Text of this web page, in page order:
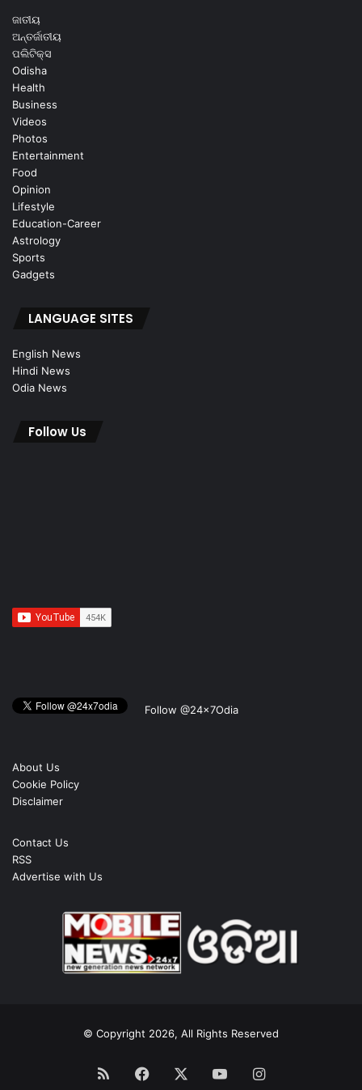
ଜାତୀୟ
ଅନ୍ତର୍ଜାତୀୟ
ପଲିଟିକ୍ସ
Odisha
Health
Business
Videos
Photos
Entertainment
Food
Opinion
Lifestyle
Education-Career
Astrology
Sports
Gadgets
LANGUAGE SITES
English News
Hindi News
Odia News
Follow Us
Follow @24x7Odia
About Us
Cookie Policy
Disclaimer
Contact Us
RSS
Advertise with Us
© Copyright 2026, All Rights Reserved
RSS Facebook YouTubeInstagram